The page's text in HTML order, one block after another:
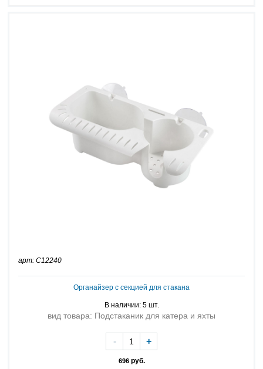
арт: C12240
Органайзер с секцией для стакана
В наличии: 5 шт.
вид товара: Подстаканик для катера и яхты
696руб.
- +